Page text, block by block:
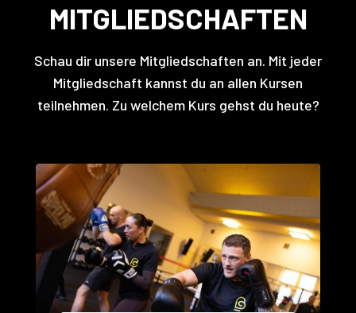
MITGLIEDSCHAFTEN
Schau dir unsere Mitgliedschaften an. Mit jeder
Mitgliedschaft kannst du an allen Kursen
teilnehmen. Zu welchem Kurs gehst du heute?